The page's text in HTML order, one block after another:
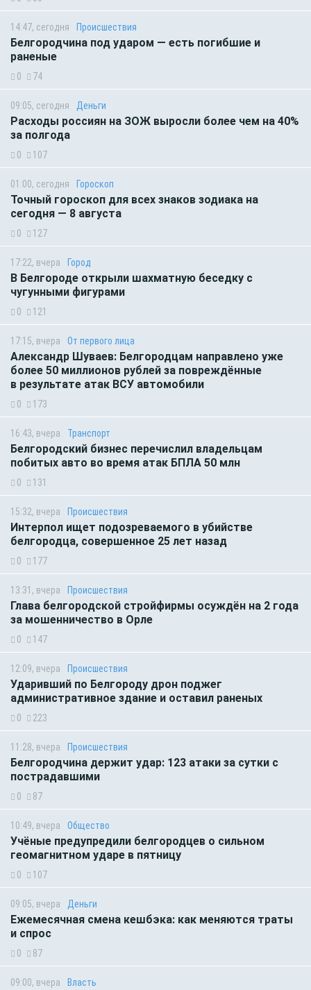
14:47, сегодня Происшествия
Белгородчина под ударом — есть погибшие и
раненые
0 74
09:05, сегодня Деньги
Расходы россиян на ЗОЖ выросли более чем на 40%
за полгода
0 107
01:00, сегодня Гороскоп
Точный гороскоп для всех знаков зодиака на
сегодня — 8 августа
0 127
17:22, вчера Город
В Белгороде открыли шахматную беседку с
чугунными фигурами
0 121
17:15, вчера От первого лица
Александр Шуваев: Белгородцам направлено уже
более 50 миллионов рублей за повреждённые
в результате атак ВСУ автомобили
0 173
16:43, вчера Транспорт
Белгородский бизнес перечислил владельцам
побитых авто во время атак БПЛА 50 млн
0 131
15:32, вчера Происшествия
Интерпол ищет подозреваемого в убийстве
белгородца, совершенное 25 лет назад
0 177
13:31, вчера Происшествия
Глава белгородской стройфирмы осуждён на 2 года
за мошенничество в Орле
0 147
12:09, вчера Происшествия
Ударивший по Белгороду дрон поджег
административное здание и оставил раненых
0 223
11:28, вчера Происшествия
Белгородчина держит удар: 123 атаки за сутки с
пострадавшими
0 87
10:49, вчера Общество
Учёные предупредили белгородцев о сильном
геомагнитном ударе в пятницу
0 107
09:05, вчера Деньги
Ежемесячная смена кешбэка: как меняются траты
и спрос
0 87
09:00, вчера Власть